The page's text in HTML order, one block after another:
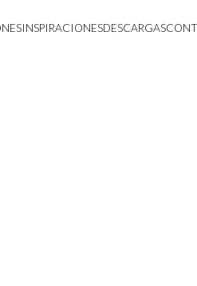
INSPIRACIONESDESCARGAS